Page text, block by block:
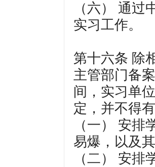
（六） 通
实习工作。
第十六条 除
主管部门备
间，实习单
定，并不得
（一） 安
易爆，以及
（二） 安排